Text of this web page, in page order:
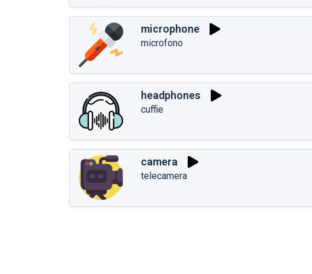
microphone
microfono
headphones
cuffie
camera
telecamera